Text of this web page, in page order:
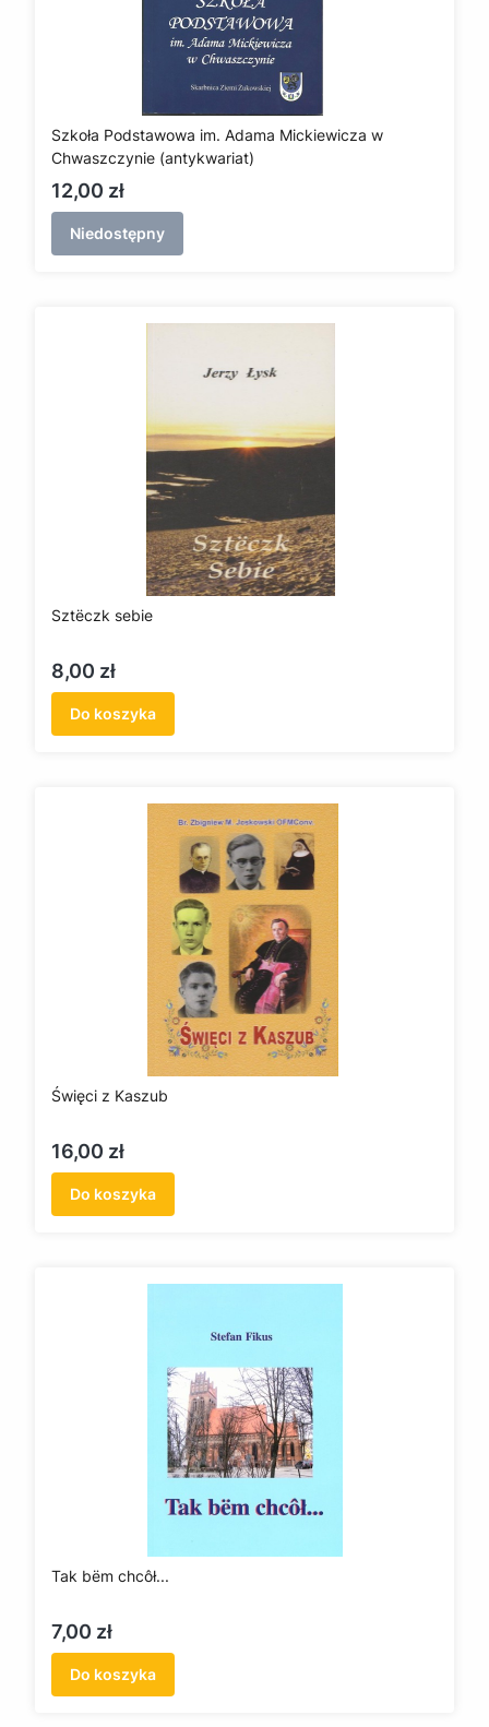
Szkoła Podstawowa im. Adama Mickiewicza w
Chwaszczynie (antykwariat)
Cena
12,00 zł
Niedostępny
Sztëczk sebie
Cena
8,00 zł
Do koszyka
Święci z Kaszub
Cena
16,00 zł
Do koszyka
Tak bëm chcôł...
Cena
7,00 zł
Do koszyka